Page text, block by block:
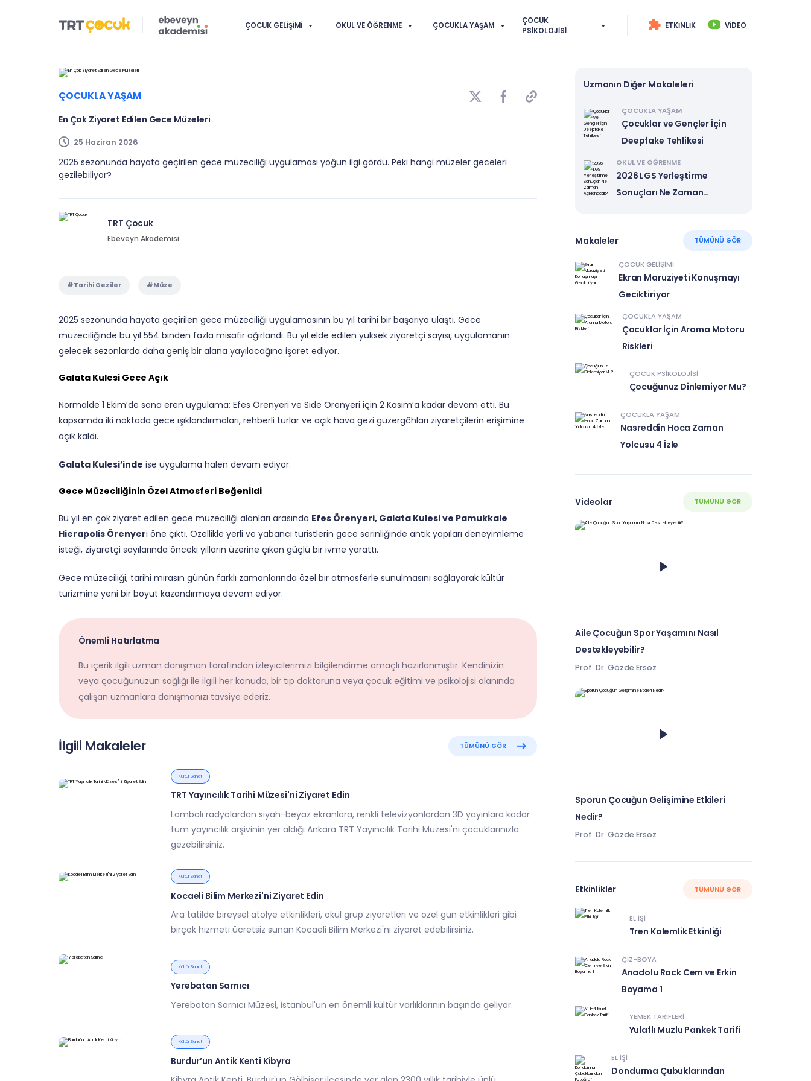
ÇOCUK GELIŞIMI OKUL VE ÖĞRENME ÇOCUKLA YAŞAM
ÇOCUK
PSIKOLOJISI
ETKINLIK VIDEO
ÇOCUKLA YAŞAM
En Çok Ziyaret Edilen Gece Müzeleri
25 Haziran 2026
2025 sezonunda hayata geçirilen gece müzeciliği uygulaması yoğun ilgi gördü. Peki hangi müzeler geceleri
gezilebiliyor?
TRT Çocuk
Ebeveyn Akademisi
#Tarihi Geziler #Müze
2025 sezonunda hayata geçirilen gece müzeciliği uygulamasının bu yıl tarihi bir başarıya ulaştı. Gece
müzeciliğinde bu yıl 554 binden fazla misafir ağırlandı. Bu yıl elde edilen yüksek ziyaretçi sayısı, uygulamanın
gelecek sezonlarda daha geniş bir alana yayılacağına işaret ediyor.
Galata Kulesi Gece Açık
Normalde 1 Ekim’de sona eren uygulama; Efes Örenyeri ve Side Örenyeri için 2 Kasım’a kadar devam etti. Bu
kapsamda iki noktada gece ışıklandırmaları, rehberli turlar ve açık hava gezi güzergâhları ziyaretçilerin erişimine
açık kaldı.
Galata Kulesi’inde ise uygulama halen devam ediyor.
Gece Müzeciliğinin Özel Atmosferi Beğenildi
Bu yıl en çok ziyaret edilen gece müzeciliği alanları arasında Efes Örenyeri, Galata Kulesi ve Pamukkale
Hierapolis Örenyeri öne çıktı. Özellikle yerli ve yabancı turistlerin gece serinliğinde antik yapıları deneyimleme
isteği, ziyaretçi sayılarında önceki yılların üzerine çıkan güçlü bir ivme yarattı.
Gece müzeciliği, tarihi mirasın günün farklı zamanlarında özel bir atmosferle sunulmasını sağlayarak kültür
turizmine yeni bir boyut kazandırmaya devam ediyor.
Önemli Hatırlatma
Bu içerik ilgili uzman danışman tarafından izleyicilerimizi bilgilendirme amaçlı hazırlanmıştır. Kendinizin
veya çocuğunuzun sağlığı ile ilgili her konuda, bir tıp doktoruna veya çocuk eğitimi ve psikolojisi alanında
çalışan uzmanlara danışmanızı tavsiye ederiz.
İlgili Makaleler TÜMÜNÜ GÖR
Kültür Sanat
TRT Yayıncılık Tarihi Müzesi'ni Ziyaret Edin
Lambalı radyolardan siyah-beyaz ekranlara, renkli televizyonlardan 3D yayınlara kadar
tüm yayıncılık arşivinin yer aldığı Ankara TRT Yayıncılık Tarihi Müzesi'ni çocuklarınızla
gezebilirsiniz.
Kültür Sanat
Kocaeli Bilim Merkezi'ni Ziyaret Edin
Ara tatilde bireysel atölye etkinlikleri, okul grup ziyaretleri ve özel gün etkinlikleri gibi
birçok hizmeti ücretsiz sunan Kocaeli Bilim Merkezi'ni ziyaret edebilirsiniz.
Kültür Sanat
Yerebatan Sarnıcı
Yerebatan Sarnıcı Müzesi, İstanbul'un en önemli kültür varlıklarının başında geliyor.
Kültür Sanat
Burdur’un Antik Kenti Kibyra
Uzmanın Diğer Makaleleri
ÇOCUKLA YAŞAM
Çocuklar ve Gençler İçin
Deepfake Tehlikesi
OKUL VE ÖĞRENME
2026 LGS Yerleştirme
Sonuçları Ne Zaman
Makaleler TÜMÜNÜ GÖR
ÇOCUK GELIŞIMI
Ekran Maruziyeti Konuşmayı
Geciktiriyor
ÇOCUKLA YAŞAM
Çocuklar İçin Arama Motoru
Riskleri
ÇOCUK PSIKOLOJISI
Çocuğunuz Dinlemiyor Mu?
ÇOCUKLA YAŞAM
Nasreddin Hoca Zaman
Yolcusu 4 İzle
Videolar TÜMÜNÜ GÖR
Aile Çocuğun Spor Yaşamını Nasıl
Destekleyebilir?
Prof. Dr. Gözde Ersöz
Sporun Çocuğun Gelişimine Etkileri
Nedir?
Prof. Dr. Gözde Ersöz
Etkinlikler TÜMÜNÜ GÖR
EL IŞI
Tren Kalemlik Etkinliği
ÇIZ-BOYA
Anadolu Rock Cem ve Erkin
Boyama 1
YEMEK TARIFLERI
Yulaflı Muzlu Pankek Tarifi
EL IŞI
Dondurma Çubuklarından